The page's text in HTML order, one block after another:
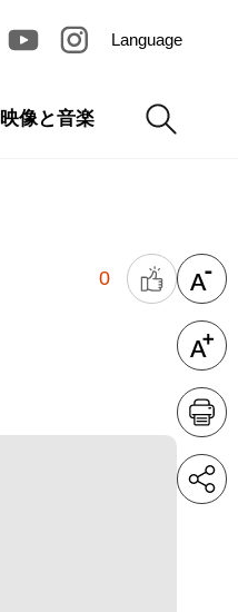
Language
映像と音楽
0